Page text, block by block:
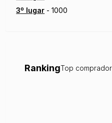
3º lugar -1000
RankingTop